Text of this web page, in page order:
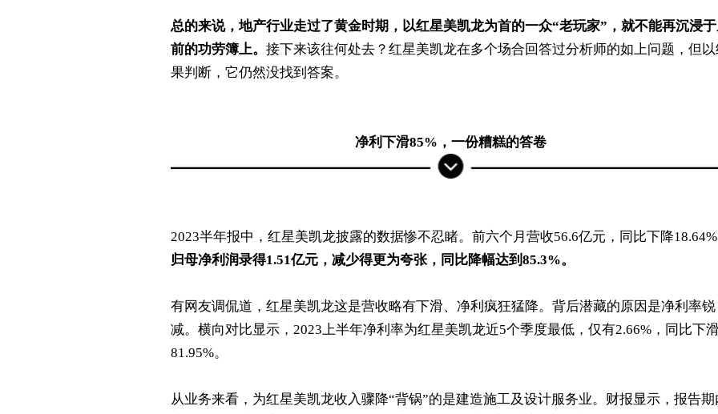
总的来说，地产行业走过了黄金时期，以红星美凯龙为首的一众“老玩家”，就不能再沉浸
前的功劳簿上。 接下来该往何处去？红星美凯龙在多个场合回答过分析师的如上问题，但
果判断，它仍然没找到答案。
净利下滑85%，一份糟糕的答卷
2023半年报中，红星美凯龙披露的数据惨不忍睹。前六个月营收56.6亿元，同比下降
归母净利润录得1.51亿元，减少得更为夸张，同比降幅达到85.3%。
有网友调侃道，红星美凯龙这是营收略有下滑、净利疯狂猛降。背后潜藏的原因是净利率锐
减。横向对比显示，2023上半年净利率为红星美凯龙近5个季度最低，仅有2.66%，同比下
81.95%。
从业务来看，为红星美凯龙收入骤降“背锅”的是建造施工及设计服务业。财报显示，报告期